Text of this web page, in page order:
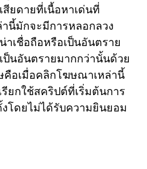
ยดายที่เนื้อหาเด่นที่
นี้มักจะมีการหลอกลวง
เชื่อถือหรือเป็นอันตราย
ป็นอันตรายมากกว่านั้นด้วย
คือเมื่อคลิกโฆษณาเหล่านี้
รียกใช้สคริปต์ที่เริ่มต้นการ
โดยไม่ได้รับความยินยอม